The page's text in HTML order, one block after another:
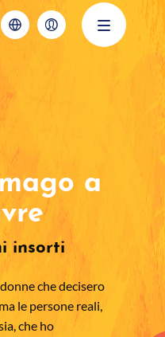
a
insorti
che decisero
le persone reali,
che ho